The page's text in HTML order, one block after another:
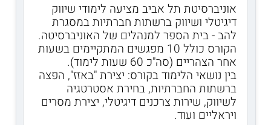
אוניברסיטת תל אביב מציעה לימודי שיווק
דיגיטלי ושיווק ברשתות חברתיות במסגרת
להב - בית הספר למנהלים של האוניברסיטה.
הקורס כולל 10 מפגשים המתקיימים בשעות
אחר הצהריים (סה"כ 60 שעות לימוד).
בין נושאי הלימוד בקורס: יצירת "באזז", הפצה
ברשתות החברתיות, בחירת אסטרטגיה
לשיווק, שירות צרכנים דיגיטלי, יצירת מסרים
ויראליים ועוד.